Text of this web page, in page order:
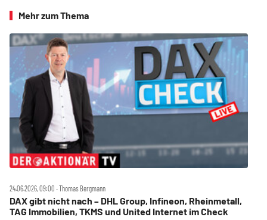
Mehr zum Thema
24.06.2026, 09:00 ‧ Thomas Bergmann
DAX gibt nicht nach – DHL Group, Infineon, Rheinmetall,
TAG Immobilien, TKMS und United Internet im Check